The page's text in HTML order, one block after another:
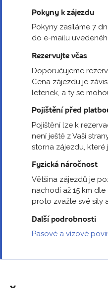
Pokyny k zájezdu
Pokyny zasíláme 7
do e-mailu
Rezervujte včas
Doporučujeme
Cena zájezdu je
letenek, a ty se
Pojištění před
Pojištění lze k
není ještě z Vaší
storna zájezdu, které
Fyzická náročnost
Většina zájezdů je
nachodí až 15 km dle
proto zvažte své síly
Další podrobnosti
Pasové a vízové